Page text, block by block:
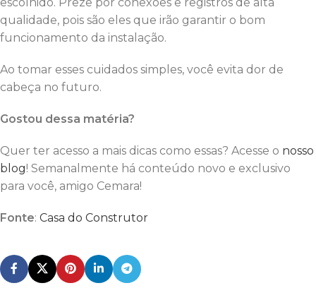
qualidade, pois são eles que irão garantir o bom
funcionamento da instalação.
Ao tomar esses cuidados simples, você evita dor de
cabeça no futuro.
Gostou dessa matéria?
Quer ter acesso a mais dicas como essas? Acesse o nosso
blog! Semanalmente há conteúdo novo e exclusivo
para você, amigo Cemara!
Fonte: Casa do Construtor